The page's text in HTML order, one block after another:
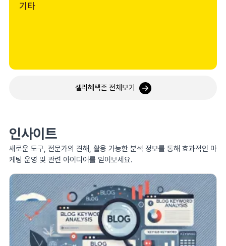
기타
셀러혜택존 전체보기
인사이트
새로운 도구, 전문가의 견해, 활용 가능한 분석 정보를 통해 효과적인 마
케팅 운영 및 관련 아이디어를 얻어보세요.